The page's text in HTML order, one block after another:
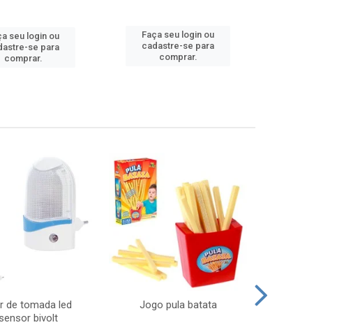
seu login ou
se para
comprar.
Faça seu login ou
cadastre-se para
comprar.
de tomada led
bivolt
Jogo pula batata